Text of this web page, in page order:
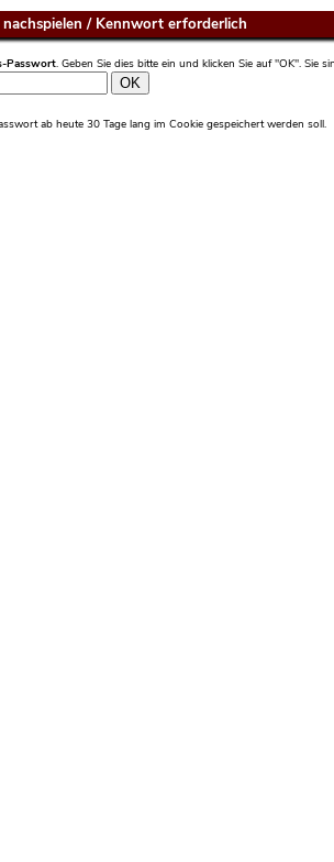
/ Kennwort erforderlich
Passwort. Geben Sie dies bitte ein und klicken Sie auf "OK". Sie
ab heute 30 Tage lang im Cookie gespeichert werden soll.